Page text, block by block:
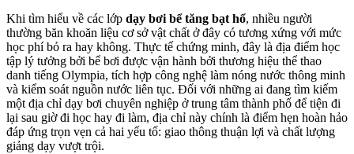
Khi tìm hiểu về các lớp dạy bơi bể tăng bạt hổ, nhiều người
thường băn khoăn liệu cơ sở vật chất ở đây có tương xứng với mức
học phí bỏ ra hay không. Thực tế chứng minh, đây là địa điểm học
tập lý tưởng bởi bể bơi được vận hành bởi thương hiệu thể thao
danh tiếng Olympia, tích hợp công nghệ làm nóng nước thông minh
và kiểm soát nguồn nước liên tục. Đối với những ai đang tìm kiếm
một địa chỉ dạy bơi chuyên nghiệp ở trung tâm thành phố để tiện đi
lại sau giờ đi học hay đi làm, địa chỉ này chính là điểm hẹn hoàn hảo
đáp ứng trọn vẹn cả hai yếu tố: giao thông thuận lợi và chất lượng
giảng dạy vượt trội.